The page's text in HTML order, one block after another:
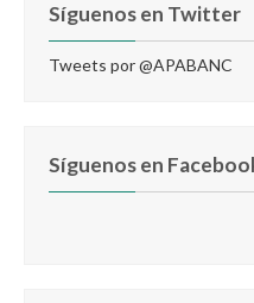
Síguenos en Twitter
Tweets por @APABANC
Síguenos en